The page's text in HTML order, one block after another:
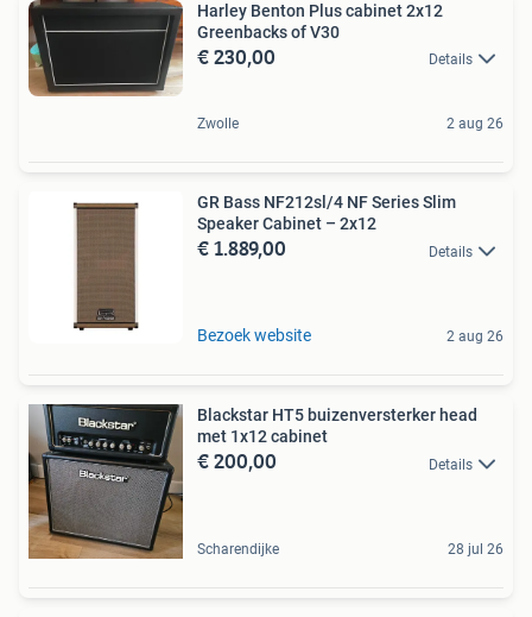
Harley Benton Plus cabinet 2x12
Greenbacks of V30
€ 230,00 Details
Zwolle 2 aug 26
GR Bass NF212sl/4 NF Series Slim
Speaker Cabinet – 2x12
€ 1.889,00 Details
Bezoek website 2 aug 26
Blackstar HT5 buizenversterker head
met 1x12 cabinet
€ 200,00 Details
Scharendijke 28 jul 26